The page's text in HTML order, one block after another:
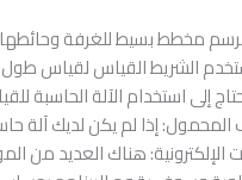
مخطط بسيط للغرفة
الشريط القياس لقياس
إلى استخدام الآلة
إذا لم يكن لديك آلة
الإلكترونية: هناك العديد من